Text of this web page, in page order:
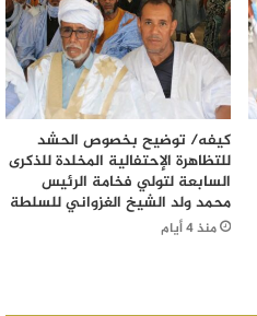
كيفه/ توضيح بخصوص الحشد
للتظاهرة الإحتفالية المخلدة للذكرى
السابعة لتولي فخامة الرئيس
محمد ولد الشيخ الغزواني للسلطة
منذ 4 أيام